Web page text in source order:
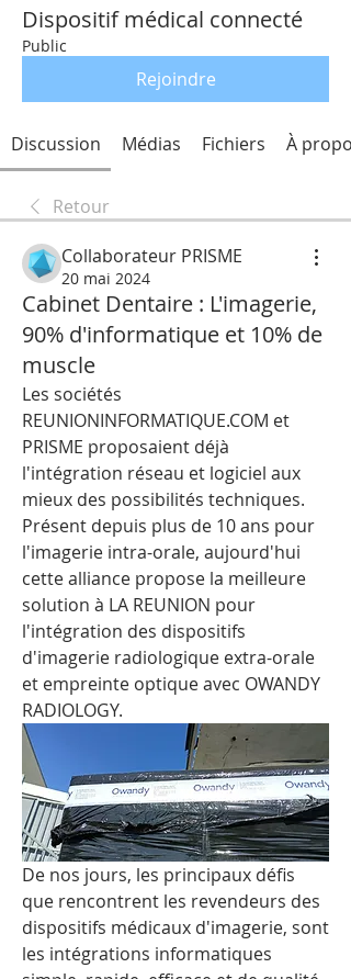
Dispositif médical connecté
Public
Rejoindre
Discussion Médias Fichiers À propos
Retour
Collaborateur PRISME
20 mai 2024
Cabinet Dentaire : L'imagerie,
90% d'informatique et 10% de
muscle
Les sociétés
REUNIONINFORMATIQUE.COM et
PRISME proposaient déjà
l'intégration réseau et logiciel aux
mieux des possibilités techniques.
Présent depuis plus de 10 ans pour
l'imagerie intra-orale, aujourd'hui
cette alliance propose la meilleure
solution à LA REUNION pour
l'intégration des dispositifs
d'imagerie radiologique extra-orale
et empreinte optique avec OWANDY
RADIOLOGY.
De nos jours, les principaux défis
que rencontrent les revendeurs des
dispositifs médicaux d'imagerie, sont
les intégrations informatiques